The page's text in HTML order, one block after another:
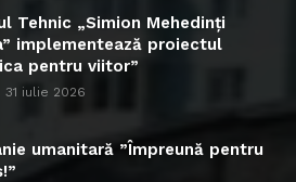
Tehnic „Simion Mehedinți
implementează proiectul
pentru viitor”
31 iulie 2026
umanitară ”Împreună pentru